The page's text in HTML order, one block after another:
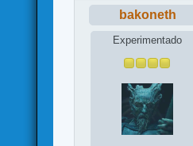
bakoneth
Experimentado